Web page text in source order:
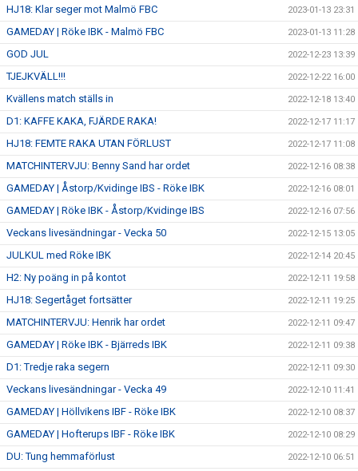
HJ18: Klar seger mot Malmö FBC 2023-01-13 23:31
GAMEDAY | Röke IBK - Malmö FBC 2023-01-13 11:28
GOD JUL 2022-12-23 13:39
TJEJKVÄLL!!! 2022-12-22 16:00
Kvällens match ställs in 2022-12-18 13:40
D1: KAFFE KAKA, FJÄRDE RAKA! 2022-12-17 11:17
HJ18: FEMTE RAKA UTAN FÖRLUST 2022-12-17 11:08
MATCHINTERVJU: Benny Sand har ordet 2022-12-16 08:38
GAMEDAY | Åstorp/Kvidinge IBS - Röke IBK 2022-12-16 08:01
GAMEDAY | Röke IBK - Åstorp/Kvidinge IBS 2022-12-16 07:56
Veckans livesändningar - Vecka 50 2022-12-15 13:05
JULKUL med Röke IBK 2022-12-14 20:45
H2: Ny poäng in på kontot 2022-12-11 19:58
HJ18: Segertåget fortsätter 2022-12-11 19:25
MATCHINTERVJU: Henrik har ordet 2022-12-11 09:47
GAMEDAY | Röke IBK - Bjärreds IBK 2022-12-11 09:38
D1: Tredje raka segern 2022-12-11 09:30
Veckans livesändningar - Vecka 49 2022-12-10 11:41
GAMEDAY | Höllvikens IBF - Röke IBK 2022-12-10 08:37
GAMEDAY | Hofterups IBF - Röke IBK 2022-12-10 08:29
DU: Tung hemmaförlust 2022-12-10 06:51